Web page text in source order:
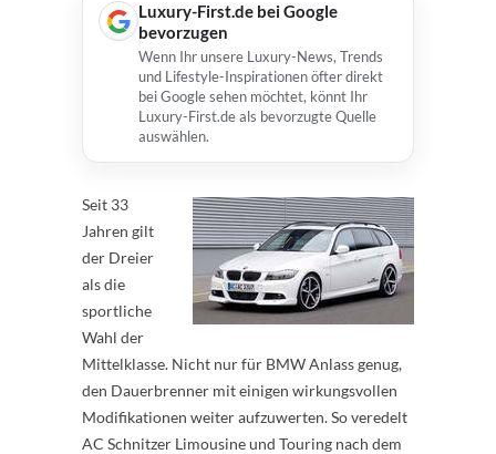
Luxury-First.de bei Google
bevorzugen
Wenn Ihr unsere Luxury-News, Trends
und Lifestyle-Inspirationen öfter direkt
bei Google sehen möchtet, könnt Ihr
Luxury-First.de als bevorzugte Quelle
auswählen.
Seit 33
Jahren gilt
der Dreier
als die
sportliche
Wahl der
Mittelklasse. Nicht nur für BMW Anlass genug,
den Dauerbrenner mit einigen wirkungsvollen
Modifikationen weiter aufzuwerten. So veredelt
AC Schnitzer Limousine und Touring nach dem